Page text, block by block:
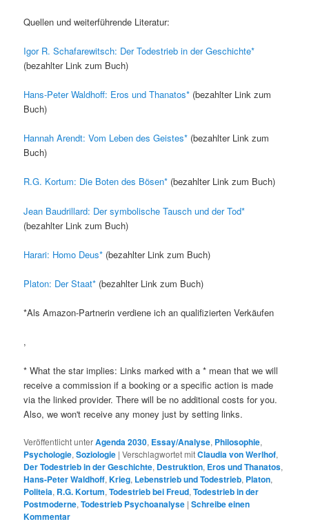
Quellen und weiterführende Literatur:
Igor R. Schafarewitsch: Der Todestrieb in der Geschichte
(bezahlter Link zum Buch)
Hans-Peter Waldhoff: Eros und Thanatos (bezahlter Link zum
Buch)
Hannah Arendt: Vom Leben des Geistes (bezahlter Link zum
Buch)
R.G. Kortum: Die Boten des Bösen (bezahlter Link zum Buch)
Jean Baudrillard: Der symbolische Tausch und der Tod
(bezahlter Link zum Buch)
Harari: Homo Deus (bezahlter Link zum Buch)
Platon: Der Staat (bezahlter Link zum Buch)
*Als Amazon-Partnerin verdiene ich an qualifizierten Verkäufen
,
* What the star implies: Links marked with a * mean that we will
receive a commission if a booking or a specific action is made
via the linked provider. There will be no additional costs for you.
Also, we won't receive any money just by setting links.
Veröffentlicht unterAgenda 2030, Essay/Analyse, Philosophie,
Psychologie,Soziologie |Verschlagwortet mitClaudia von Werlhof,
Der Todestrieb in der Geschichte, Destruktion, Eros und Thanatos,
Hans-Peter Waldhoff,Krieg, Lebenstrieb und Todestrieb, Platon,
Politeia, R.G. Kortum,Todestrieb bei Freud,Todestrieb in der
Postmoderne,Todestrieb Psychoanalyse |Schreibe einen
Kommentar